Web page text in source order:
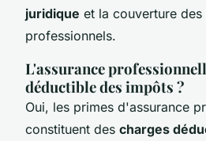
juridique et la couverture des
professionnels.
L'assurance
déductible des impôts ?
Oui, les primes d'assurance
constituent des charges